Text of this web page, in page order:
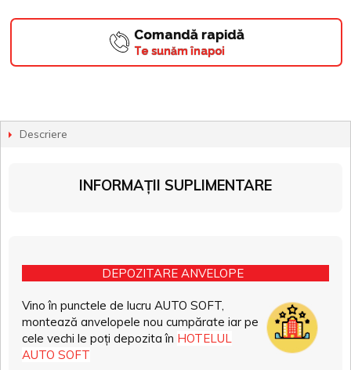
Comandă rapidă
Te sunăm înapoi
Descriere
INFORMAȚII SUPLIMENTARE
DEPOZITARE ANVELOPE
Vino în punctele de lucru AUTO SOFT,
montează anvelopele nou cumpărate iar pe
cele vechi le poți depozita în HOTELUL
AUTO SOFT